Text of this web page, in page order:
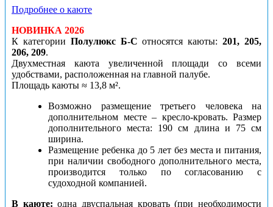
Подробнее о каюте
НОВИНКА 2026
К категории Полулюкс Б-С относятся каюты:201, 205,
206, 209.
Двухместная каюта увеличенной площади со всеми
удобствами, расположенная на главной палубе.
Площадь каюты ≈ 13,8 м².
Возможно размещение третьего человека на
дополнительном месте – кресло-кровать. Размер
дополнительного места: 190 см длина и 75 см
ширина.
Размещение ребенка до 5 лет без места и питания,
при наличии свободного дополнительного места,
производится только по согласованию с
судоходной компанией.
В каюте: одна двуспальная кровать (при необходимости